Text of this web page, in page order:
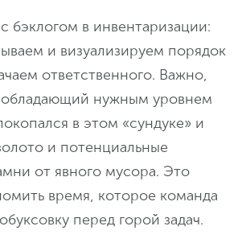
бэклогом в инвентаризации:
и визуализируем порядок
ответственного. Важно,
обладающий нужным уровнем
в этом «сундуке» и
и потенциальные
от явного мусора. Это
время, которое команда
перед горой задач.